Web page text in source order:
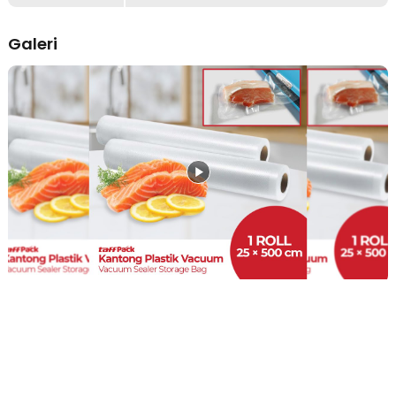
Tersedia dalam 5 pilihan ukuran berbeda, plastik vacuum ini
mulai dari potongan kecil daging hingga bahan makanan dalam
jumlah besar, sesuai dengan kebutuhan rumah tangga Anda.
Kelengkapan Produk
Rincian yang Anda dapatkan untuk pembelian produk ini:
1 x TaffPACK Plastik Vacuum Makanan Sealer Biodegradable BPA
Free - HK-07
Galeri